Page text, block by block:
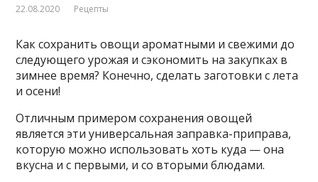
22.08.2020 Рецепты
Как сохранить овощи ароматными и свежими до
следующего урожая и сэкономить на закупках в
зимнее время? Конечно, сделать заготовки с лета
и осени!
Отличным примером сохранения овощей
является эти универсальная заправка-приправа,
которую можно использовать хоть куда — она
вкусна и с первыми, и со вторыми блюдами.